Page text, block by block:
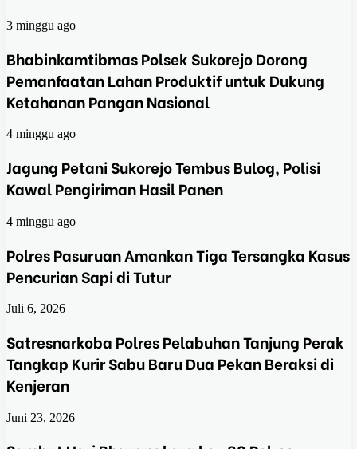
3 minggu ago
Bhabinkamtibmas Polsek Sukorejo Dorong
Pemanfaatan Lahan Produktif untuk Dukung
Ketahanan Pangan Nasional
4 minggu ago
Jagung Petani Sukorejo Tembus Bulog, Polisi
Kawal Pengiriman Hasil Panen
4 minggu ago
Polres Pasuruan Amankan Tiga Tersangka Kasus
Pencurian Sapi di Tutur
Juli 6, 2026
Satresnarkoba Polres Pelabuhan Tanjung Perak
Tangkap Kurir Sabu Baru Dua Pekan Beraksi di
Kenjeran
Juni 23, 2026